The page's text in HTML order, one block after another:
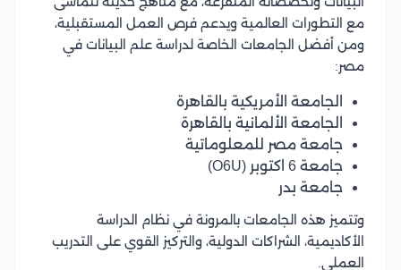
مع التطورات العالمية ويدعم فرص العمل المستقبلية،
ومن أفضل الجامعات الخاصة لدراسة علم البيانات في
مصر:
الجامعة الأمريكية بالقاهرة
الجامعة الألمانية بالقاهرة
جامعة مصر للمعلوماتية
جامعة 6 اكتوبر (O6U)
جامعة بدر
وتتميز هذه الجامعات بالمرونة في نظام الدراسة
الأكاديمية، الشراكات الدولية، والتركيز القوي على التدريب
العملي.